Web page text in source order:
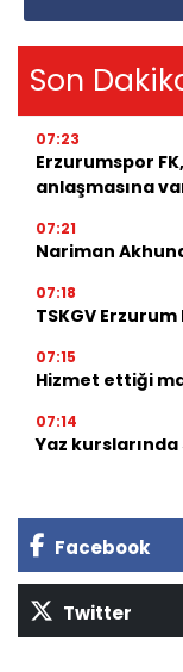
Son
07:23
Erzurumspor
anlaşmasına
07:21
Nariman
07:18
TSKGV
07:15
Hizmet ettiği
07:14
Yaz
Facebook
Twitter